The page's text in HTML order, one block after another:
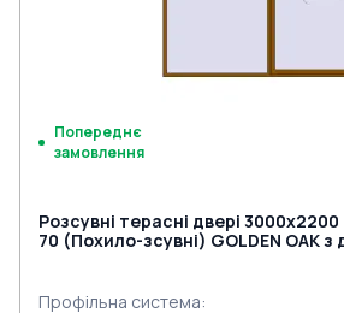
Попереднє
замовлення
Розсувні терасні двері
70 (Похило-зсувні) GOLDEN OAK з
Профільна система: